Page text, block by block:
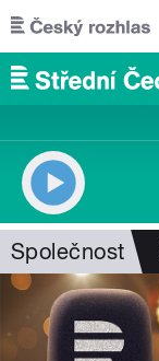
Přejít k hlavnímu
Společnost